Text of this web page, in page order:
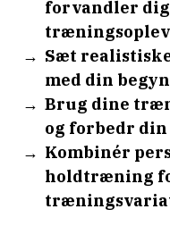
forvandler
Sæt
med din
Brug dine
og forbedr
Kombinér
holdtræning